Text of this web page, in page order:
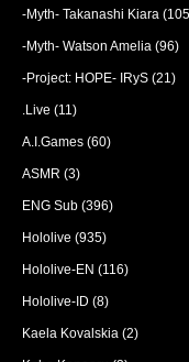
-Myth- Takanashi Kiara
-Myth- Watson Amelia (96)
-Project: HOPE- IRyS (21)
.Live (11)
A.I.Games (60)
ASMR (3)
ENG Sub (396)
Hololive (935)
Hololive-EN (116)
Hololive-ID (8)
Kaela Kovalskia (2)